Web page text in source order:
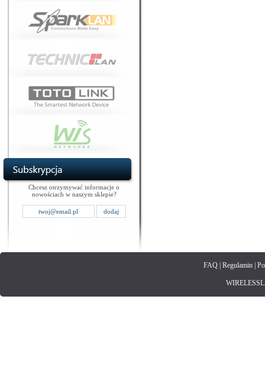
Chcesz otrzymywać informacje o
nowościach w naszym sklepie?
FAQ| Regulamin|